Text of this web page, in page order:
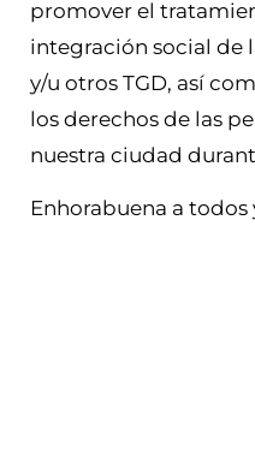
promover el
integración social de
y/u otros TGD, así
los derechos de las
nuestra ciudad
Enhorabuena a todos